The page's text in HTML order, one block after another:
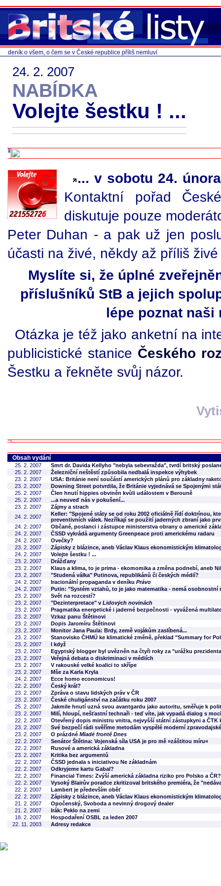
deník o všem, o čem se v České republice příliš nemluví
24. 2. 2007
NABÍDKA
Volejte šestku ! ...
... v sobotu 24.
Kontaktní pořad
diskutuje pouze
Peter Duhan - a pak už jen
účasti na živé, někdy až příliš
Myslíte si, že úplné
příslušníků StB a jejich
lépe poznat naši
Otázka je též jako anketní na
publicistické stanice Českého
Šestku a řekněte svůj názor.
Obsah vydání
25. 2. 2007
Smrt dr. Davida Kellyho "nebyla sebevražda", tvrdí britský
25. 2. 2007
Železniční neštěstí způsobila nedbalá inspekce výhybek
23. 2. 2007
USA: Británie není součástí amerických plánů pro základny
23. 2. 2007
Downing Street potvrdila, že Británie vyjednává se Spojenými
25. 2. 2007
Člen hnutí hippies obviněn kvůli událostem v Berouně
25. 2. 2007
...a neuveď nás v pokušení...
23. 2. 2007
Zájmy a strach
24. 2. 2007
Keller: "Spojené státy se od roku 2002 oficiálně řídí doktrínou,
preventivních válek. Nezříkají se použití jaderných zbraní jako
24. 2. 2007
Občané, poslanci i zástupce ministerstva obrany o americké
24. 2. 2007
ČSSD vykrádá argumenty Greenpeace proti americkému radaru
24. 2. 2007
Ovečky?
23. 2. 2007
Zápisky z blázince, aneb Václav Klaus ekonomistickým
24. 2. 2007
Volejte šestku ! ...
23. 2. 2007
Drážďany
23. 2. 2007
Klaus a klima, to je prima - ekomomika a změna podnebí, aneb
23. 2. 2007
"Studená válka" Putinova, republikánů či českých médií?
24. 2. 2007
Iracionální propaganda v deníku Právo
24. 2. 2007
Putin: "Systém vztahů, to je jako matematika - nemá osobnostní
23. 2. 2007
Svět na rozcestí?
23. 2. 2007
"Dezinterpretace" v Lidových novinách
23. 2. 2007
Pragmatika energetické i jaderné bezpečnosti - vyvážená
23. 2. 2007
Vzkaz panu Štětinovi
23. 2. 2007
Dopis Jaromíru Štětinovi
23. 2. 2007
Monitor Jana Paula: Brdy, země vojákům zaslíbená...
23. 2. 2007
Stanovisko ČHMÚ ke klimatické změně, překlad "Summary for
23. 2. 2007
I když
23. 2. 2007
Egyptský blogger byl uvězněn na čtyři roky za "urážku
23. 2. 2007
Veřejná debata o diskriminaci v médiích
23. 2. 2007
V rakouské velké koalici to skřípe
23. 2. 2007
Mše za Karla Kryla
24. 2. 2007
Ecce homo economicus!
22. 2. 2007
Český král?
23. 2. 2007
Zpráva o stavu lidských práv v ČR
23. 2. 2007
České chuligánství na začátku roku 2007
25. 2. 2007
Jakmile hnutí uzná svou avantgardu jako autoritu, směřuje k
23. 2. 2007
Milí, hloupí, nešťastní technaři - teď víte, jak vypadá dialog s mocí
22. 2. 2007
Otevřený dopis ministru vnitra, nejvyšší státní zástupkyni a ČTK
23. 2. 2007
Své bezpečí rádi svěříme metodám vyspělé moderní
23. 2. 2007
O prázdné Mladé frontě Dnes
22. 2. 2007
Senátor Štětina: Vojenská síla USA je pro mě »záštitou míru«
22. 2. 2007
Rusové a americká základna
23. 2. 2007
Kritika bez argumentů
22. 2. 2007
ČSSD jednala s iniciativou Ne základnám
22. 2. 2007
Odkryjeme kartu Gabal?
22. 2. 2007
Financial Times: Zvýší americká základna riziko pro Polsko a ČR?
22. 2. 2007
Vysoký Blairův poradce zkritizoval britského premiéra, že
22. 2. 2007
Lambert je především oběť
22. 2. 2007
Zápisky z blázince, aneb Václav Klaus ekonomistickým
21. 2. 2007
Opočenský, Svoboda a nevinný drogový dealer
21. 2. 2007
Irák: Peklo na zemi
18. 2. 2007
Hospodaření OSBL za leden 2007
22. 11. 2003
Adresy redakce